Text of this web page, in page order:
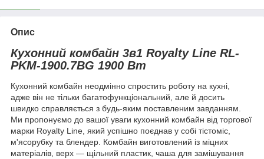
Опис
Кухонний комбайн 3в1 Royalty Line RL-
PKM-1900.7BG 1900 Вт
Кухонний комбайн неодмінно спростить роботу на кухні,
адже він не тільки багатофункціональний, але й досить
швидко справляється з будь-яким поставленим завданням.
Ми пропонуємо до вашої уваги кухонний комбайн від торгової
марки Royalty Line, який успішно поєднав у собі тістоміс,
м'ясорубку та блендер. Комбайн виготовлений із міцних
матеріалів, верх — щільний пластик, чаша для замішування